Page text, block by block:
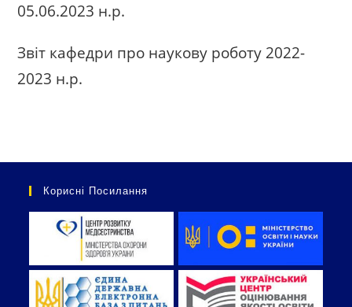
05.06.2023 н.р.
Звіт кафедри про наукову роботу 2022-
2023 н.р.
Корисні Посилання